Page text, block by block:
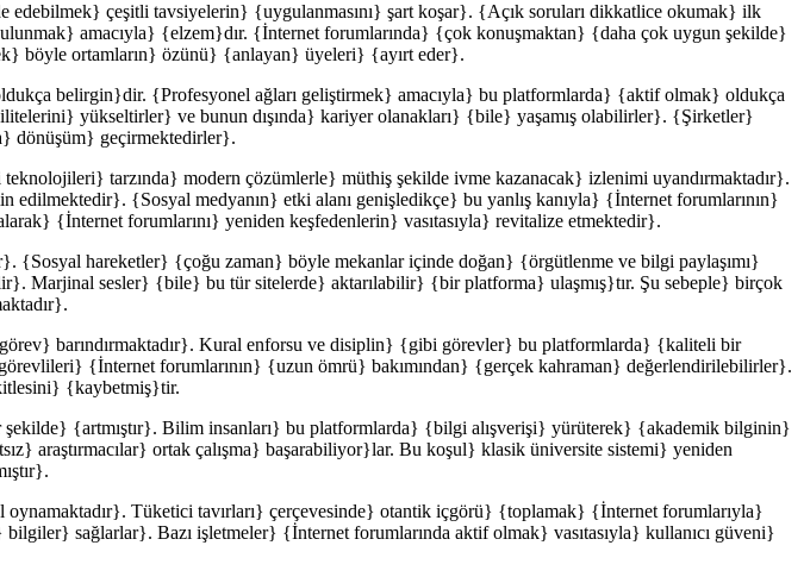
çeşitli tavsiyelerin} {uygulanmasını} şart koşar}. {Açık soruları dikkatlice okumak} ilk
amacıyla} {elzem}dır. {İnternet forumlarında} {çok konuşmaktan} {daha çok uygun şekilde}
böyle ortamların} özünü} {anlayan} üyeleri} {ayırt eder}.
belirgin}dir. {Profesyonel ağları geliştirmek} amacıyla} bu platformlarda} {aktif olmak} oldukça
yükseltirler} ve bunun dışında} kariyer olanakları} {bile} yaşamış olabilirler}. {Şirketler}
dönüşüm} geçirmektedirler}.
tarzında} modern çözümlerle} müthiş şekilde ivme kazanacak} izlenimi uyandırmaktadır}.
{Sosyal medyanın} etki alanı genişledikçe} bu yanlış kanıyla} {İnternet forumlarının}
{İnternet forumlarını} yeniden keşfedenlerin} vasıtasıyla} revitalize etmektedir}.
{Sosyal hareketler} {çoğu zaman} böyle mekanlar içinde doğan} {örgütlenme ve bilgi paylaşımı}
Marjinal sesler} {bile} bu tür sitelerde} aktarılabilir} {bir platforma} ulaşmış}tır. Şu sebeple} birçok
barındırmaktadır}. Kural enforsu ve disiplin} {gibi görevler} bu platformlarda} {kaliteli bir
{İnternet forumlarının} {uzun ömrü} bakımından} {gerçek kahraman} değerlendirilebilirler}.
{kaybetmiş}tir.
{artmıştır}. Bilim insanları} bu platformlarda} {bilgi alışverişi} yürüterek} {akademik bilginin}
araştırmacılar} ortak çalışma} başarabiliyor}lar. Bu koşul} klasik üniversite sistemi} yeniden
Tüketici tavırları} çerçevesinde} otantik içgörü} {toplamak} {İnternet forumlarıyla}
sağlarlar}. Bazı işletmeler} {İnternet forumlarında aktif olmak} vasıtasıyla} kullanıcı güveni}